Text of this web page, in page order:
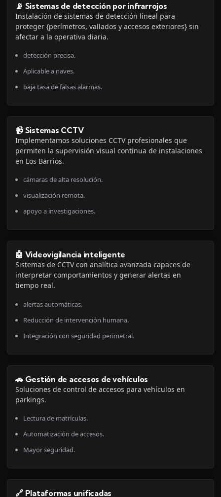
📡 Sistemas de detección por infrarrojos
Instalación de sistemas de detección lineal para
proteger {perímetros, vallados y accesos exteriores} sin
afectar a la operativa diaria.
detección precisa.
Aplicable a naves.
baja tasa de falsas alarmas.
📹 Sistemas CCTV
Implementamos soluciones CCTV profesionales que
permiten la supervisión visual continua de instalaciones
en Los Barrios.
cámaras de alta resolución.
visualización remota.
apoyo a investigaciones.
🤖 Videovigilancia inteligente
Sistemas de CCTV con analítica avanzada capaces de
interpretar comportamientos y generar alertas en
tiempo real.
alertas automáticas.
Reducción de intervención humana.
Integración con seguridad perimetral.
🚗 Gestión de accesos de vehículos
Soluciones de control de accesos para vehículos en
parkings.
Lectura de matrículas.
Automatización de accesos.
Mayor seguridad.
🔗 Plataformas unificadas